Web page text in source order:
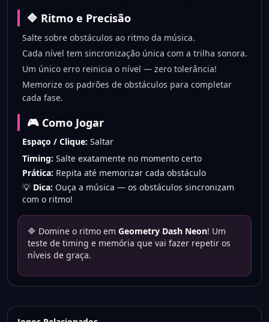
🔷 Ritmo e Precisão
Salte sobre obstáculos ao ritmo da música.
Cada nível tem sincronização única com a trilha sonora.
Um único erro reinicia o nível — zero tolerância!
Memorize os padrões de obstáculos para completar
cada fase.
🎮 Como Jogar
Espaço / Clique: Saltar
Timing: Salte exatamente no momento certo
Prática: Repita até memorizar cada obstáculo
💡 Dica: Ouça a música — os obstáculos sincronizam
com o ritmo!
🔷 Domine o ritmo em Geometry Dash Neon! Um
teste de timing e memória que vai fazer repetir os
níveis de graça.